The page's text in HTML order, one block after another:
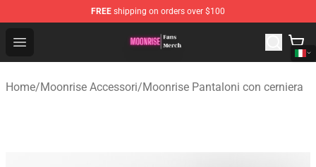
FREE shipping on orders over $100
Open menu
Moonrise Store - Official Moonrise Merchandise Shop
Home/Moonrise Accessori/Moonrise Pantaloni con cerniera